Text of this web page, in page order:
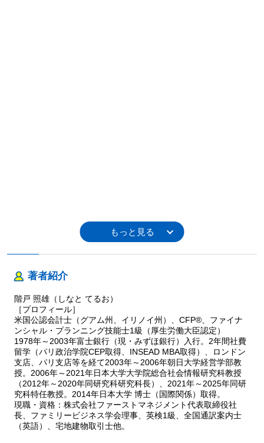
著者紹介
階戸 照雄（しなと てるお）
［プロフィール］
米国公認会計士（グアム州、イリノイ州）、CFP®、ファイナ
ンシャル・プランニング技能士1級（厚生労働大臣認定）
1978年～2003年富士銀行（現・みずほ銀行）入行。2年間社費
留学（パリ政治学院CEP取得、INSEAD MBA取得）、ロンドン
支店、パリ支店等を経て2003年～2006年朝日大学経営学部教
授。2006年～2021年日本大学大学院総合社会情報研究科教授
（2012年～2020年同研究科研究科長）、2021年～2025年同研
究科特任教授。2014年日本大学 博士（国際関係）取得。
現職・資格：株式会社ファーストマネジメント代表取締役社
長、ファミリービジネス学会理事、英検1級、全国通訳案内士
（英語）、宅地建物取引士他。